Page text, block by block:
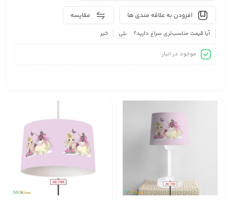
مقایسه افزودن به علاقه مندی ها
آیا قیمت مناسب‌تری سراغ دارید؟ بلی خیر
موجود در انبار